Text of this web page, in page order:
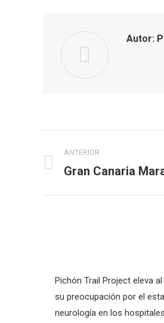
Autor:
entre
ANTERIOR
Publicación
Gran Canaria
Pichón Trail Project eleva
su preocupación por el
neurología en los